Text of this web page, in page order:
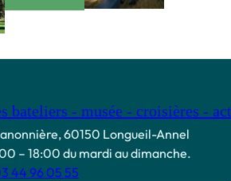
60150 Longueil-Annel
– 18:00 du mardi au dimanche.
44 96 05 55